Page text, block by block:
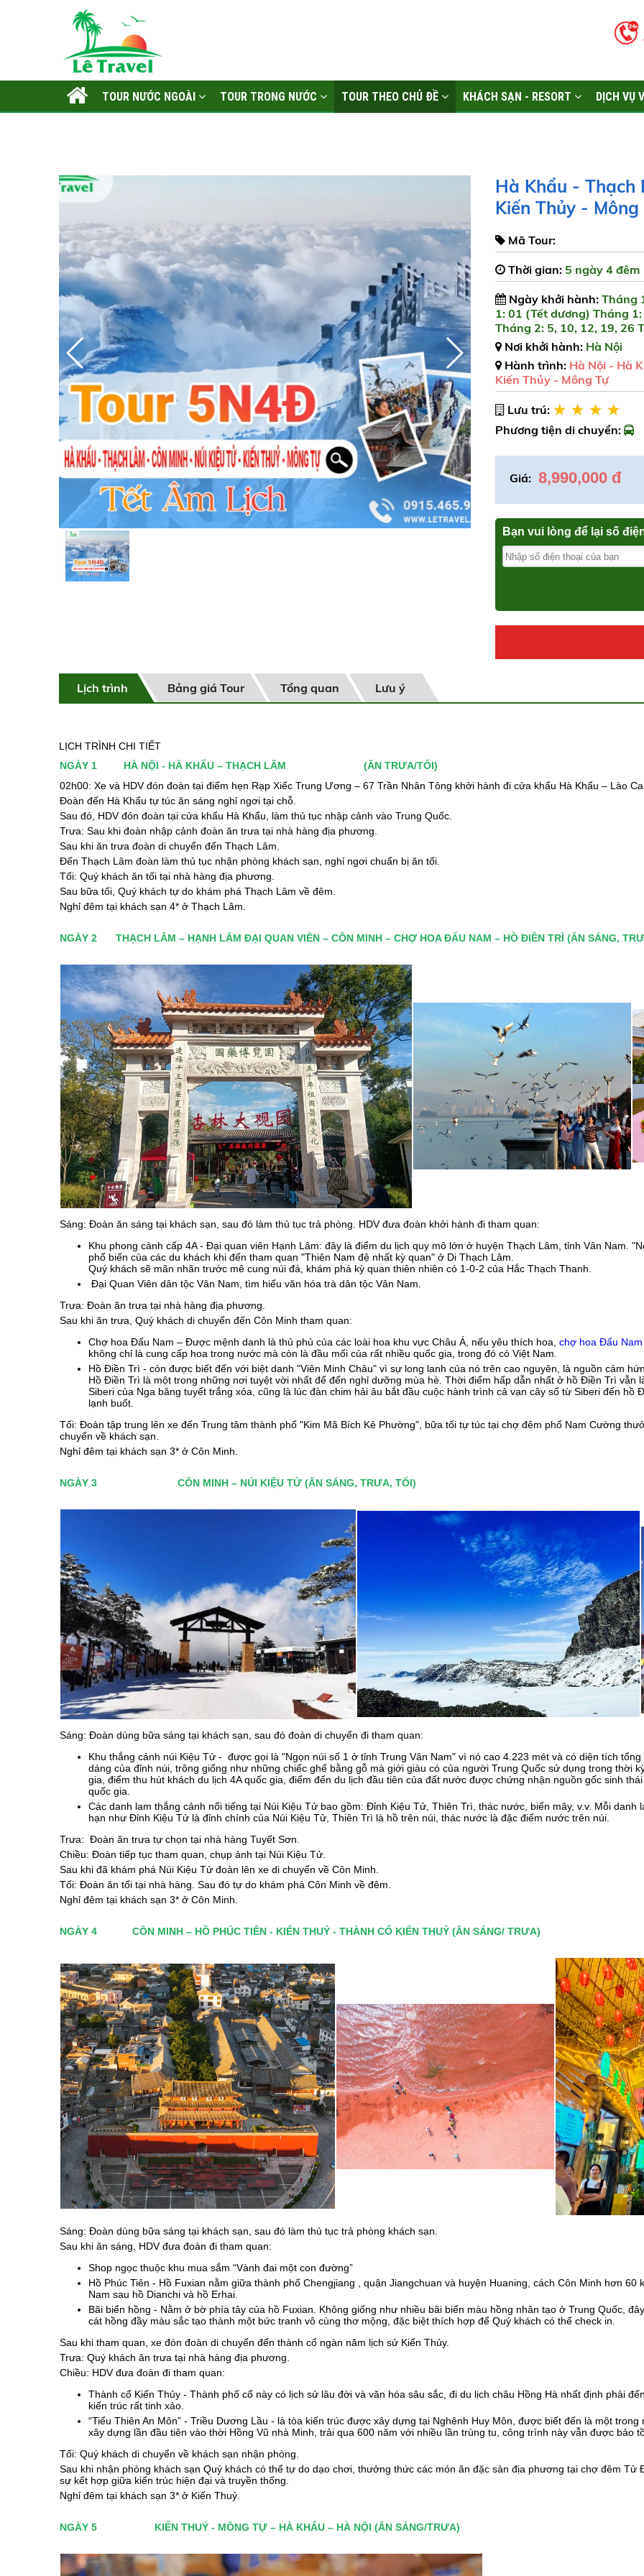
TOUR NƯỚC NGOÀI TOUR TRONG NƯỚC TOUR THEO CHỦ ĐỀ KHÁCH SẠN - RESORT DỊCH VỤ
Hà Khẩu - Thạch
Kiến Thủy -
Mã Tour:
Thời gian: 5 ngày 4 đêm
Ngày khởi hành: Tháng
1: 01 (Tết dương) Tháng
Tháng 2: 5, 10, 12, 19, 26
Nơi khởi hành: Hà Nội
Hành trình: Hà Nội - Hà
Kiến Thủy - Mông Tự
Lưu trú:
Phương tiện di chuyển:
Giá: 8,990,000 đ
Bạn vui lòng để lại số
Lịch trình Bảng giá Tour Tổng quan Lưu ý
LỊCH TRÌNH CHI TIẾT
NGÀY 1
HÀ NỘI - HÀ KHẨU – THẠCH LÂM (ĂN TRƯA/TỐI)
02h00: Xe và HDV đón đoàn tại điểm hẹn Rạp Xiếc Trung Ương – 67 Trần Nhân Tông khởi hành đi cửa khẩu Hà Khẩu – Lào
Đoàn đến Hà Khẩu tự túc ăn sáng nghỉ ngơi tại chỗ.
Sau đó, HDV đón đoàn tại cửa khẩu Hà Khẩu, làm thủ tục nhập cảnh vào Trung Quốc.
Trưa: Sau khi đoàn nhập cảnh đoàn ăn trưa tại nhà hàng địa phương.
Sau khi ăn trưa đoàn di chuyển đến Thạch Lâm.
Đến Thạch Lâm đoàn làm thủ tục nhận phòng khách sạn, nghỉ ngơi chuẩn bị ăn tối.
Tối: Quý khách ăn tối tại nhà hàng địa phương.
Sau bữa tối, Quý khách tự do khám phá Thạch Lâm về đêm.
Nghỉ đêm tại khách sạn 4* ở Thạch Lâm.
NGÀY 2 THẠCH LÂM – HẠNH LÂM ĐẠI QUAN VIÊN – CÔN MINH – CHỢ HOA ĐẤU NAM – HỒ ĐIỀN TRÌ (ĂN SÁNG,
Sáng: Đoàn ăn sáng tại khách sạn, sau đó làm thủ tục trả phòng. HDV đưa đoàn khởi hành đi tham quan:
Khu phong cảnh cấp 4A - Đại quan viên Hạnh Lâm: đây là điểm du lịch quy mô lớn ở huyện Thạch Lâm, tỉnh Vân Nam.
phổ biến của các du khách khi đến tham quan "Thiên Nam đệ nhất kỳ quan" ở Di Thạch Lâm.
Quý khách sẽ mãn nhãn trước mê cung núi đá, khám phá kỳ quan thiên nhiên có 1-0-2 của Hắc Thạch Thanh.
Đại Quan Viên dân tộc Vân Nam, tìm hiểu văn hóa trà dân tộc Vân Nam.
Trưa: Đoàn ăn trưa tại nhà hàng địa phương.
Sau khi ăn trưa, Quý khách di chuyển đến Côn Minh tham quan:
Chợ hoa Đấu Nam – Được mệnh danh là thủ phủ của các loài hoa khu vực Châu Á, nếu yêu thích hoa, chợ hoa Đấu Nam
không chỉ là cung cấp hoa trong nước mà còn là đầu mối của rất nhiều quốc gia, trong đó có Việt Nam.
Hồ Điền Trì - còn được biết đến với biệt danh "Viên Minh Châu" vì sự long lanh của nó trên cao nguyên, là nguồn cảm
Hồ Điền Trì là một trong những nơi tuyệt vời nhất để đến nghỉ dưỡng mùa hè. Thời điểm hấp dẫn nhất ở hồ Điền Trì vẫn
Siberi của Nga băng tuyết trắng xóa, cũng là lúc đàn chim hải âu bắt đầu cuộc hành trình cả vạn cây số từ Siberi đến
lạnh buốt.
Tối: Đoàn tập trung lên xe đến Trung tâm thành phố "Kim Mã Bích Kê Phường", bữa tối tự túc tại chợ đêm phố Nam Cường
chuyển về khách sạn.
Nghỉ đêm tại khách sạn 3* ở Côn Minh.
NGÀY 3 CÔN MINH – NÚI KIỆU TỬ (ĂN SÁNG, TRƯA, TỐI)
Sáng: Đoàn dùng bữa sáng tại khách sạn, sau đó đoàn di chuyển đi tham quan:
Khu thắng cảnh núi Kiệu Tử - được gọi là "Ngọn núi số 1 ở tỉnh Trung Vân Nam" vì nó cao 4.223 mét và có diện tích
dáng của đỉnh núi, trông giống như những chiếc ghế bằng gỗ mà giới giàu có của người Trung Quốc sử dụng trong thời
gia, điểm thu hút khách du lịch 4A quốc gia, điểm đến du lịch đầu tiên của đất nước được chứng nhận nguồn gốc sinh
quốc gia.
Các danh lam thắng cảnh nổi tiếng tại Núi Kiệu Tử bao gồm: Đỉnh Kiệu Tử, Thiên Trì, thác nước, biển mây, v.v. Mỗi
hạn như Đỉnh Kiệu Tử là đỉnh chính của Núi Kiệu Tử, Thiên Trì là hồ trên núi, thác nước là đặc điểm nước trên núi.
Trưa: Đoàn ăn trưa tự chọn tại nhà hàng Tuyết Sơn.
Chiều: Đoàn tiếp tục tham quan, chụp ảnh tại Núi Kiệu Tử.
Sau khi đã khám phá Núi Kiệu Tử đoàn lên xe di chuyển về Côn Minh.
Tối: Đoàn ăn tối tại nhà hàng. Sau đó tự do khám phá Côn Minh về đêm.
Nghỉ đêm tại khách sạn 3* ở Côn Minh.
NGÀY 4 CÔN MINH – HỒ PHÚC TIÊN - KIẾN THUỶ - THÀNH CỔ KIẾN THUỶ (ĂN SÁNG/ TRƯA)
Sáng: Đoàn dùng bữa sáng tại khách sạn, sau đó làm thủ tục trả phòng khách sạn.
Sau khi ăn sáng, HDV đưa đoàn đi tham quan:
Shop ngọc thuộc khu mua sắm “Vành đai một con đường”
Hồ Phúc Tiên - Hồ Fuxian nằm giữa thành phố Chengjiang , quận Jiangchuan và huyện Huaning, cách Côn Minh hơn
Nam sau hồ Dianchi và hồ Erhai.
Bãi biển hồng - Nằm ở bờ phía tây của hồ Fuxian. Không giống như nhiều bãi biển màu hồng nhân tạo ở Trung Quốc,
cát hồng đầy màu sắc tạo thành một bức tranh vô cùng thơ mộng, đặc biệt thích hợp để Quý khách có thể check in.
Sau khi tham quan, xe đón đoàn di chuyển đến thành cổ ngàn năm lịch sử Kiến Thủy.
Trưa: Quý khách ăn trưa tại nhà hàng địa phương.
Chiều: HDV đưa đoàn đi tham quan:
Thành cổ Kiến Thủy - Thành phố cổ này có lịch sử lâu đời và văn hóa sâu sắc, đi du lịch châu Hồng Hà nhất định phải
kiến ​​trúc rất tinh xảo.
“Tiểu Thiên An Môn” - Triều Dương Lầu - là tòa kiến trúc được xây dựng tại Nghênh Huy Môn, được biết đến là một
xây dựng lần đầu tiên vào thời Hồng Vũ nhà Minh, trải qua 600 năm với nhiều lần trùng tu, công trình này vẫn được bảo
Tối: Quý khách di chuyển về khách sạn nhận phòng.
Sau khi nhận phòng khách sạn Quý khách có thể tự do dạo chơi, thưởng thức các món ăn đặc sản địa phương tại chợ đêm
sự kết hợp giữa kiến ​​trúc hiện đại và truyền thống.
Nghỉ đêm tại khách sạn 3* ở Kiến Thuỷ.
NGÀY 5 KIẾN THUỶ - MÔNG TỰ – HÀ KHẨU – HÀ NỘI (ĂN SÁNG/TRƯA)